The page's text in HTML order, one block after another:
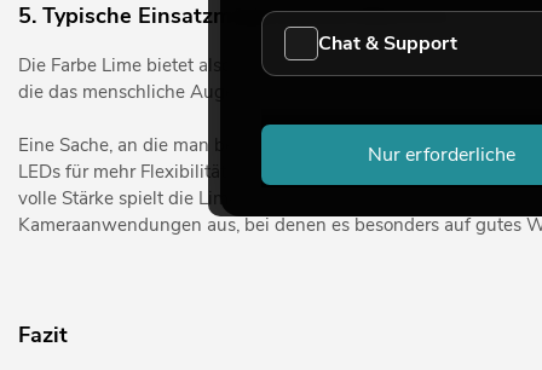
5. Typische Einsatzmöglichkeiten/Bereiche
Die Farbe Lime bietet also im LED-Bereich einige sehr
die das menschliche Auge wahrnimmt, schließt. Dadurch
Eine Sache, an die man bei Scheinwerfern natürlich denkt
LEDs für mehr Flexibilität in der kreativen Gestaltung sorgen,
volle Stärke spielt die Lime-LED aber in den Bereichen
Kameraanwendungen aus, bei denen es besonders auf
Fazit
Chat & Support
Nur erforderliche